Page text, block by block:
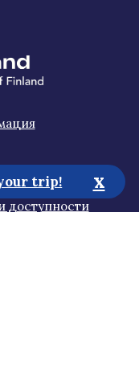
доступности
trip! x